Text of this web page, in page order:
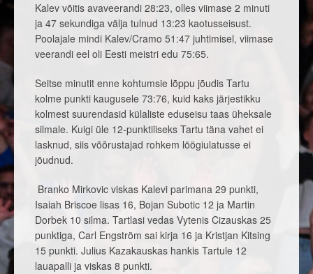
Kalev võitis avaveerandi 28:23, olles viimase 2 minuti
ja 47 sekundiga välja tulnud 13:23 kaotusseisust.
Poolajale mindi Kalev/Cramo 51:47 juhtimisel, viimase
veerandi eel oli Eesti meistri edu 75:65.
Seitse minutit enne kohtumsie lõppu jõudis Tartu
kolme punkti kaugusele 73:76, kuid kaks järjestikku
kolmest suurendasid külaliste eduseisu taas üheksale
silmale. Kuigi üle 12-punktiliseks Tartu täna vahet ei
lasknud, siis võõrustajad rohkem löögiulatusse ei
jõudnud.
Branko Mirkovic viskas Kalevi parimana 29 punkti,
Isaiah Briscoe lisas 16, Bojan Subotic 12 ja Martin
Dorbek 10 silma. Tartlasi vedas Vytenis Cizauskas 25
punktiga, Carl Engström sai kirja 16 ja Kristjan Kitsing
15 punkti. Julius Kazakauskas hankis Tartule 12
lauapalli ja viskas 8 punkti.